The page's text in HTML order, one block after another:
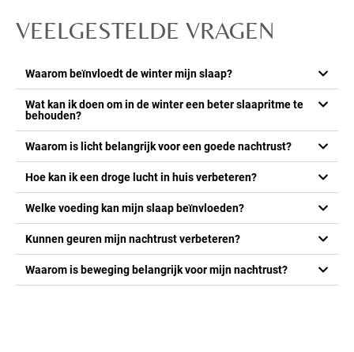
VEELGESTELDE VRAGEN
Waarom beïnvloedt de winter mijn slaap?
Wat kan ik doen om in de winter een beter slaapritme te
behouden?
Waarom is licht belangrijk voor een goede nachtrust?
Hoe kan ik een droge lucht in huis verbeteren?
Welke voeding kan mijn slaap beïnvloeden?
Kunnen geuren mijn nachtrust verbeteren?
Waarom is beweging belangrijk voor mijn nachtrust?